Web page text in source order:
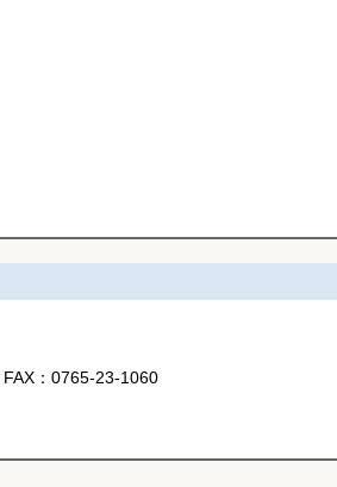
FAX： 0765-23-1060